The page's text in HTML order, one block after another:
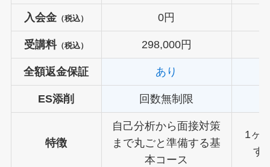
入会金 （税込） 0円
受講料（税込） 298,000円
全額返金保証 あり
ES添削 回数無制限
特徴
自己分析から面接対策
まで丸ごと準備する基
本コース
1ヶ
す